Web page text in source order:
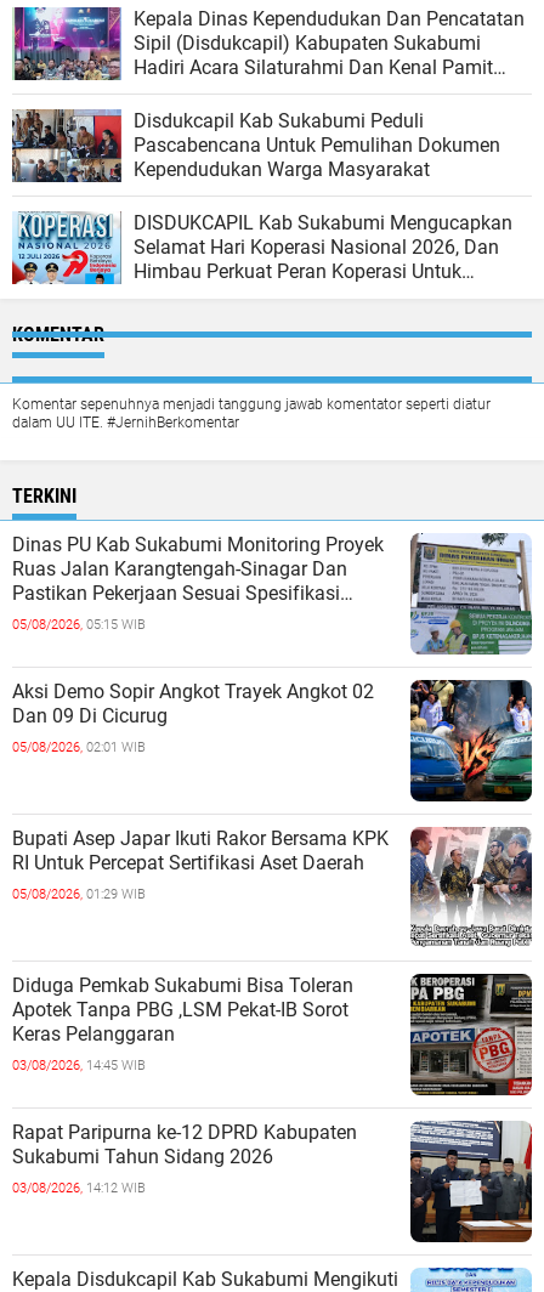
Kepala Dinas Kependudukan Dan Pencatatan
Sipil (Disdukcapil) Kabupaten Sukabumi
Hadiri Acara Silaturahmi Dan Kenal Pamit
Kapolres Sukabumi
Disdukcapil Kab Sukabumi Peduli
Pascabencana Untuk Pemulihan Dokumen
Kependudukan Warga Masyarakat
DISDUKCAPIL Kab Sukabumi Mengucapkan
Selamat Hari Koperasi Nasional 2026, Dan
Himbau Perkuat Peran Koperasi Untuk
KOMENTAR
Komentar sepenuhnya menjadi tanggung jawab komentator seperti diatur
dalam UU ITE. #JernihBerkomentar
TERKINI
Dinas PU Kab Sukabumi Monitoring Proyek
Ruas Jalan Karangtengah-Sinagar Dan
Pastikan Pekerjaan Sesuai Spesifikasi
Teknis
05/08/2026, 05:15 WIB
Aksi Demo Sopir Angkot Trayek Angkot 02
Dan 09 Di Cicurug
05/08/2026, 02:01 WIB
Bupati Asep Japar Ikuti Rakor Bersama KPK
RI Untuk Percepat Sertifikasi Aset Daerah
05/08/2026, 01:29 WIB
Diduga Pemkab Sukabumi Bisa Toleran
Apotek Tanpa PBG ,LSM Pekat-IB Sorot
Keras Pelanggaran
03/08/2026, 14:45 WIB
Rapat Paripurna ke-12 DPRD Kabupaten
Sukabumi Tahun Sidang 2026
03/08/2026, 14:12 WIB
Kepala Disdukcapil Kab Sukabumi Mengikuti